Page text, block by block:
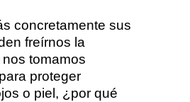
concretamente sus
freírnos la
tomamos
proteger
o piel, ¿por qué